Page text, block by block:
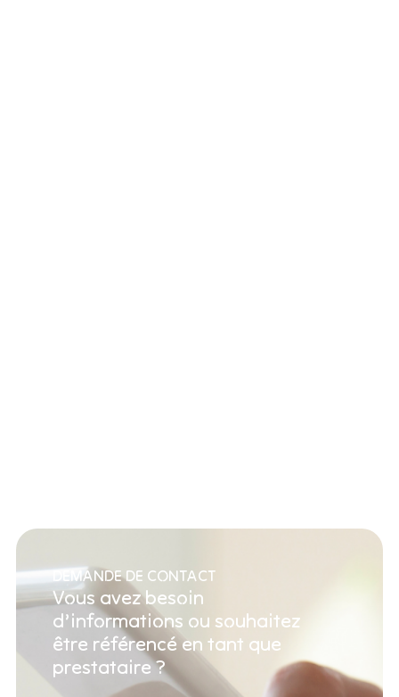
DEMANDE DE CONTACT
Vous avez besoin
d’informations ou souhaitez
être référencé en tant que
prestataire ?